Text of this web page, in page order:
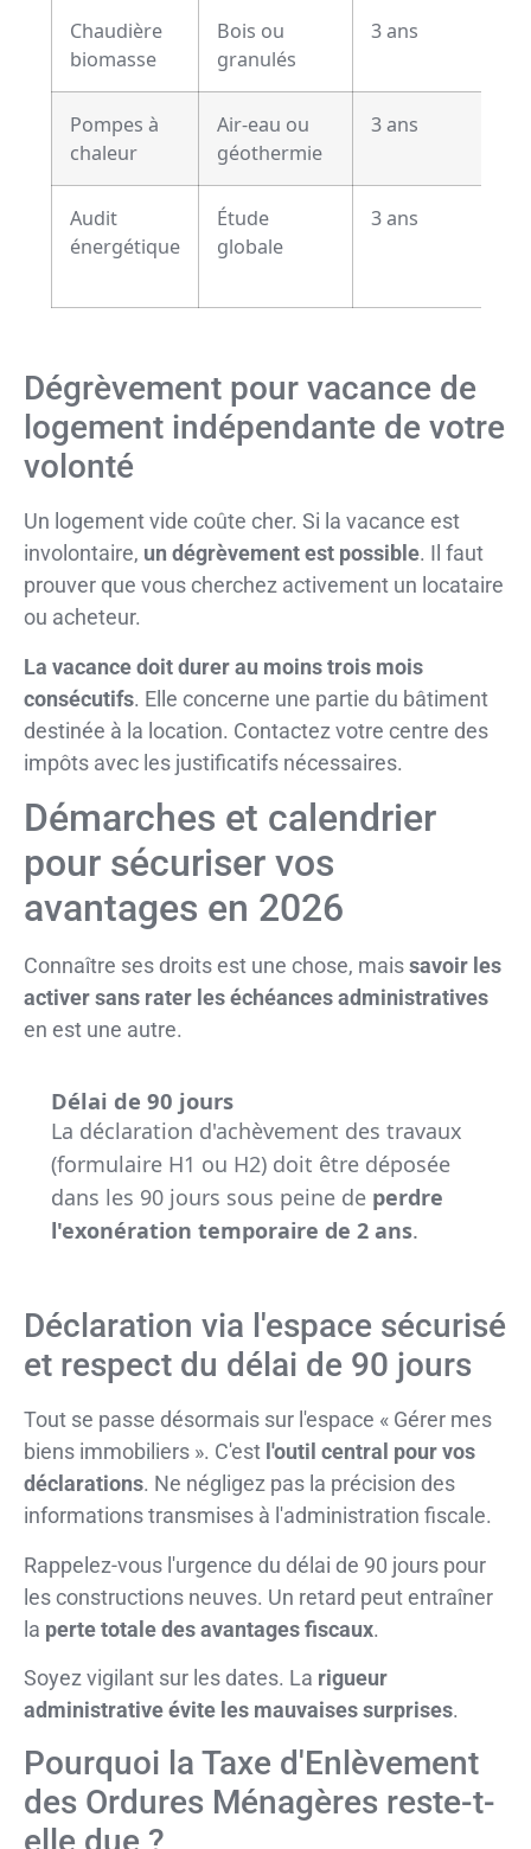
Chaudière
biomasse
Bois ou
granulés
3 ans
Pompes à
chaleur
Air-eau ou
géothermie
3 ans
Audit
énergétique
Étude
globale
3 ans
Dégrèvement pour vacance de
logement indépendante de votre
volonté
Un logement vide coûte cher. Si la vacance est
involontaire, un dégrèvement est possible. Il faut
prouver que vous cherchez activement un locataire
ou acheteur.
La vacance doit durer au moins trois mois
consécutifs. Elle concerne une partie du bâtiment
destinée à la location. Contactez votre centre des
impôts avec les justificatifs nécessaires.
Démarches et calendrier
pour sécuriser vos
avantages en 2026
Connaître ses droits est une chose, maissavoir les
activer sans rater les échéances administratives
en est une autre.
Délai de 90 jours
La déclaration d'achèvement des travaux
(formulaire H1 ou H2) doit être déposée
dans les 90 jours sous peine de perdre
l'exonération temporaire de 2 ans.
Déclaration via l'espace sécurisé
et respect du délai de 90 jours
Tout se passe désormais sur l'espace « Gérer mes
biens immobiliers ». C'est l'outil central pour vos
déclarations. Ne négligez pas la précision des
informations transmises à l'administration fiscale.
Rappelez-vous l'urgence du délai de 90 jours pour
les constructions neuves. Un retard peut entraîner
la perte totale des avantages fiscaux.
Soyez vigilant sur les dates. La rigueur
administrative évite les mauvaises surprises.
Pourquoi la Taxe d'Enlèvement
des Ordures Ménagères reste-t-
elle due ?